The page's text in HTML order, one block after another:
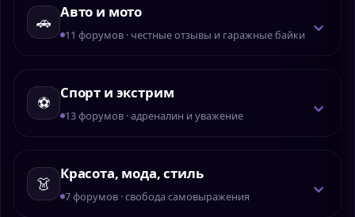
🚗 Авто и мото
11 форумов · честные отзывы и гаражные байки ⌄
⚽ Спорт и экстрим
13 форумов · адреналин и уважение ⌄
👗 Красота, мода, стиль
7 форумов · свобода самовыражения ⌄